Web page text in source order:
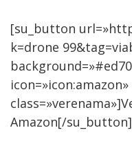
[su_button
k=drone
Amazon[/su_button]